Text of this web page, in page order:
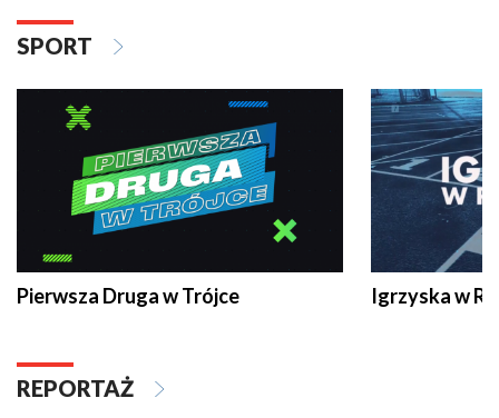
SPORT
Pierwsza Druga w Trójce Igrzyska w
REPORTAŻ